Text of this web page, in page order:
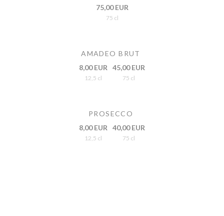
75,00 EUR
75 cl
AMADEO BRUT
8,00 EUR
12,5 cl
45,00 EUR
75 cl
PROSECCO
8,00 EUR
12,5 cl
40,00 EUR
75 cl